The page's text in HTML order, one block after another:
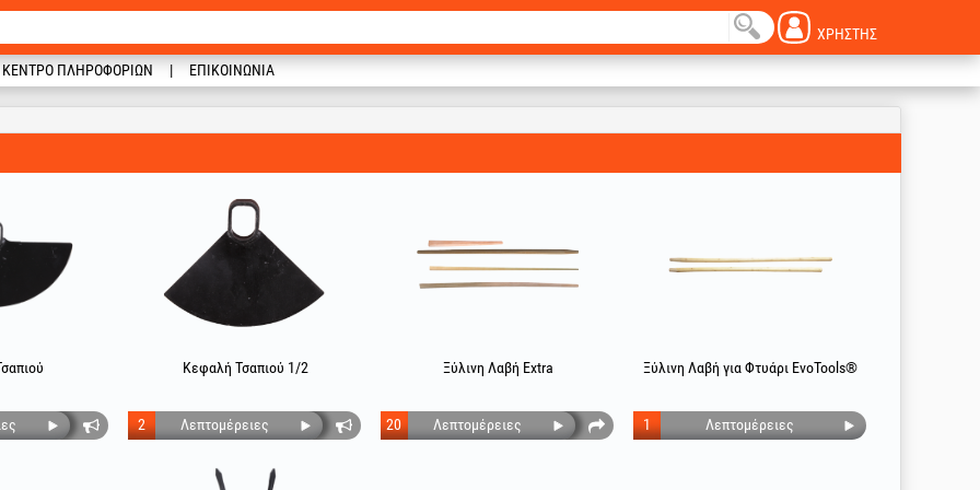
ΧΡΉΣΤΗΣ
ΚΈΝΤΡΟ ΠΛΗΡΟΦΟΡΙΏΝ ΕΠΙΚΟΙΝΩΝΊΑ
Κεφαλή Τσαπιού 1/2
Λεπτομέρειες
2
Ξύλινη Λαβή Extra
Λεπτομέρειες
20
Ξύλινη Λαβή για Φτυάρι EvoTools®
Λεπτομέρειες
1